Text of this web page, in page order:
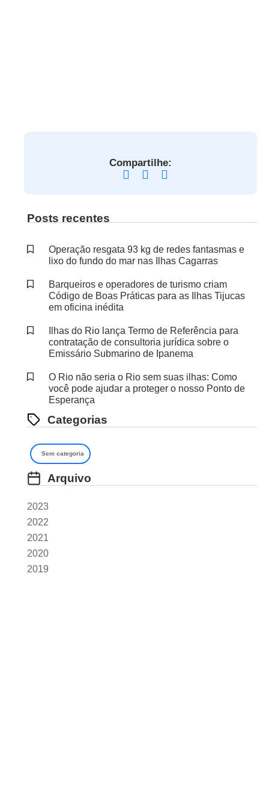
Compartilhe:
Posts recentes
Operação resgata 93 kg de redes fantasmas e
lixo do fundo do mar nas Ilhas Cagarras
Barqueiros e operadores de turismo criam
Código de Boas Práticas para as Ilhas Tijucas
em oficina inédita
Ilhas do Rio lança Termo de Referência para
contratação de consultoria jurídica sobre o
Emissário Submarino de Ipanema
O Rio não seria o Rio sem suas ilhas: Como
você pode ajudar a proteger o nosso Ponto de
Esperança
Categorias
Sem categoria
Arquivo
2023
2022
2021
2020
2019